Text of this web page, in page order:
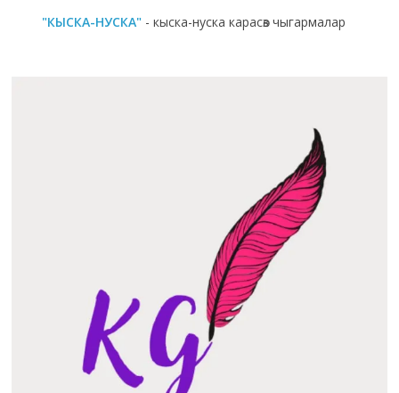
"КЫСКА-НУСКА" - кыска-нуска карасөз чыгармалар